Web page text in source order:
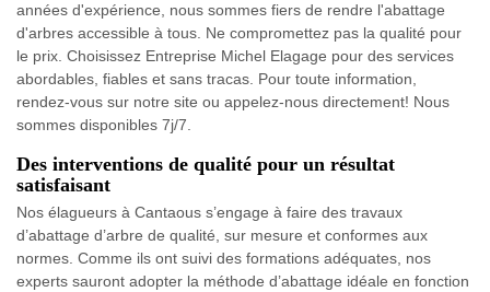
années d'expérience, nous sommes fiers de rendre l'abattage
d'arbres accessible à tous. Ne compromettez pas la qualité pour
le prix. Choisissez Entreprise Michel Elagage pour des services
abordables, fiables et sans tracas. Pour toute information,
rendez-vous sur notre site ou appelez-nous directement! Nous
sommes disponibles 7j/7.
Des interventions de qualité pour un résultat
satisfaisant
Nos élagueurs à Cantaous s’engage à faire des travaux
d’abattage d’arbre de qualité, sur mesure et conformes aux
normes. Comme ils ont suivi des formations adéquates, nos
experts sauront adopter la méthode d’abattage idéale en fonction